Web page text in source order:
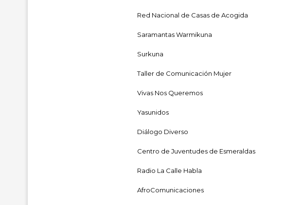
Red Nacional de Casas de Acogida
Saramantas Warmikuna
Surkuna
Taller de Comunicación Mujer
Vivas Nos Queremos
Yasunidos
Diálogo Diverso
Centro de Juventudes de Esmeraldas
Radio La Calle Habla
AfroComunicaciones